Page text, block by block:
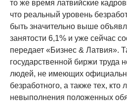
то же время латвийские
что реальный уровень
быть значительно выше
занятости 6,1% и уже сейчас
передает «Бизнес & Латвия».
государственной биржи труда
людей, не имеющих
безработного, а также тех, кто
невыполнения положенных